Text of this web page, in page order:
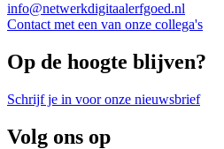
info@netwerkdigitaalerfgoed.nl
Contact met een van onze collega's
Op de hoogte blijven?
Schrijf je in voor onze nieuwsbrief
Volg ons op